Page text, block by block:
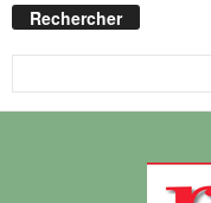
Rechercher